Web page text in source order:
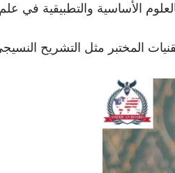
الأساسية والتطبيقية
المختبر مثل التشريح النسيجي